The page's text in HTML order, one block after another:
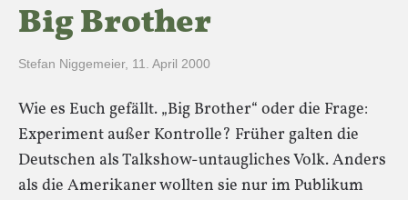
Big Brother
Stefan Niggemeier, 11. April 2000
Wie es Euch gefällt. „Big Brother“ oder die Frage:
Experiment außer Kontrolle? Früher galten die
Deutschen als Talkshow-untaugliches Volk. Anders
als die Amerikaner wollten sie nur im Publikum